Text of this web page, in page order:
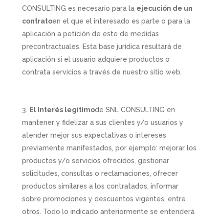
CONSULTING es necesario para la ejecución de un
contratoen el que el interesado es parte o para la
aplicación a petición de este de medidas
precontractuales. Esta base jurídica resultará de
aplicación si el usuario adquiere productos o
contrata servicios a través de nuestro sitio web.
El Interés legítimode SNL CONSULTING en
mantener y fidelizar a sus clientes y/o usuarios y
atender mejor sus expectativas o intereses
previamente manifestados, por ejemplo: mejorar los
productos y/o servicios ofrecidos, gestionar
solicitudes, consultas o reclamaciones, ofrecer
productos similares a los contratados, informar
sobre promociones y descuentos vigentes, entre
otros. Todo lo indicado anteriormente se entenderá